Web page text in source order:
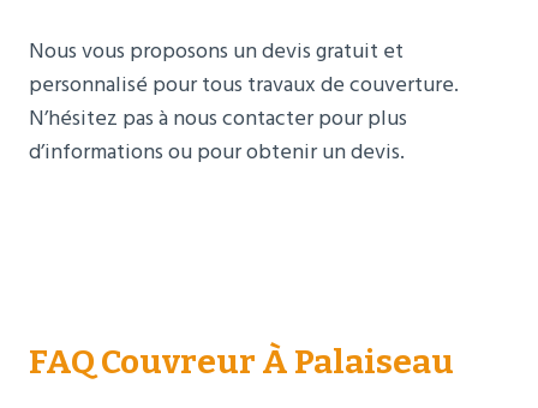
Nous vous proposons un devis gratuit et
personnalisé pour tous travaux de couverture.
N’hésitez pas à nous contacter pour plus
d’informations ou pour obtenir un devis.
FAQ Couvreur À Palaiseau